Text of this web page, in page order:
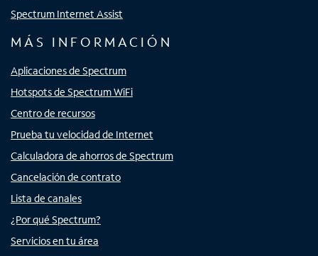
Spectrum Internet Assist
MÁS INFORMACIÓN
Aplicaciones de Spectrum
Hotspots de Spectrum WiFi
Centro de recursos
Prueba tu velocidad de Internet
Calculadora de ahorros de Spectrum
Cancelación de contrato
Lista de canales
¿Por qué Spectrum?
Servicios en tu área